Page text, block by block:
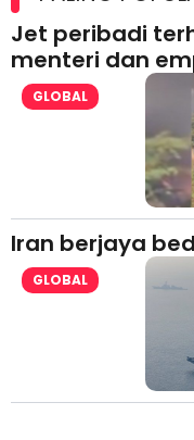
Jet peribadi
menteri dan
GLOBAL
Iran berjaya
GLOBAL